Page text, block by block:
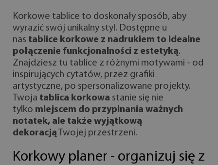
Korkowe tablice to doskonały sposób, aby
wyrazić swój unikalny styl. Dostępne u
nas tablice korkowe z nadrukiem to idealne
połączenie funkcjonalności z estetyką.
Znajdziesz tu tablice z różnymi motywami - od
inspirujących cytatów, przez grafiki
artystyczne, po spersonalizowane projekty.
Twoja tablica korkowa stanie się nie
tylko miejscem do przypinania ważnych
notatek, ale także wyjątkową
dekoracją Twojej przestrzeni.
Korkowy planer - organizuj się z